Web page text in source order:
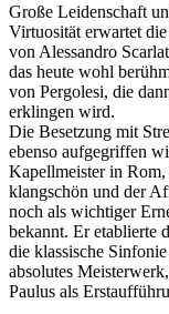
Große Leidenschaft
Virtuosität erwartet
von Alessandro
das heute wohl
von Pergolesi, die
erklingen wird.
Die Besetzung mit
ebenso aufgegriffen
Kapellmeister in
klangschön und der
noch als wichtiger
bekannt. Er etablierte
die klassische
absolutes
Paulus als